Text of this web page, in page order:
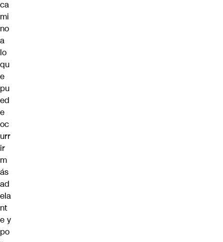
ca
mi
no
a
lo
qu
e
pu
ed
e
oc
urr
ir
m
ás
ad
ela
nt
e y
po